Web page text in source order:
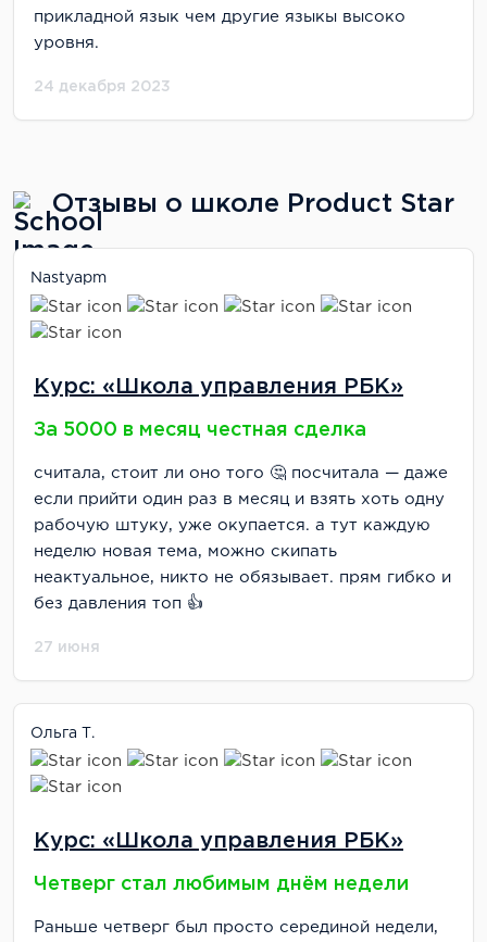
прикладной язык чем другие языкы высоко
уровня.
24 декабря 2023
Отзывы о школе Product Star
Nastyapm
Курс: «Школа управления РБК»
За 5000 в месяц честная сделка
считала, стоит ли оно того 🤔 посчитала — даже
если прийти один раз в месяц и взять хоть одну
рабочую штуку, уже окупается. а тут каждую
неделю новая тема, можно скипать
неактуальное, никто не обязывает. прям гибко и
без давления топ 👍
27 июня
Ольга Т.
Курс: «Школа управления РБК»
Четверг стал любимым днём недели
Раньше четверг был просто серединой недели,